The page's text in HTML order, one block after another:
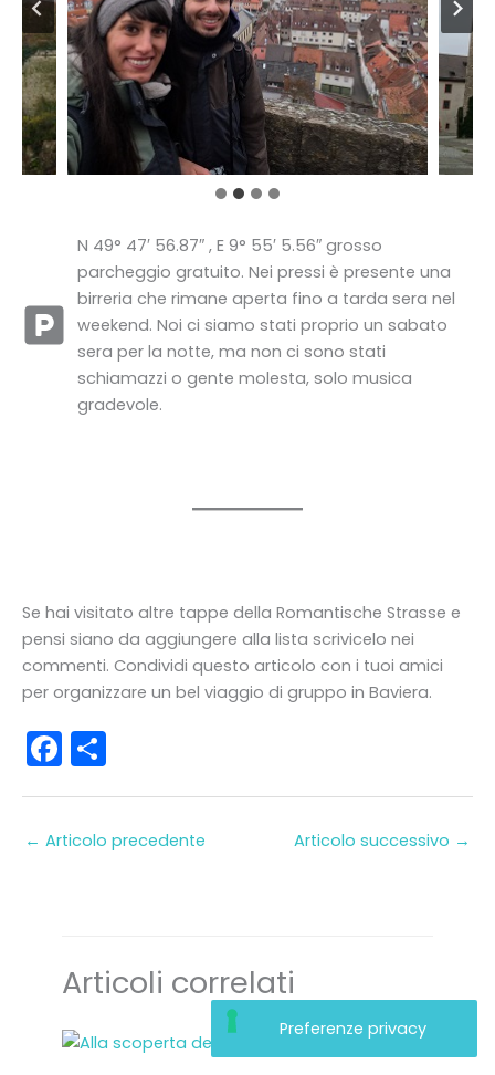
N 49° 47′ 56.87″ , E 9° 55′ 5.56″ grosso
parcheggio gratuito. Nei pressi è presente una
birreria che rimane aperta fino a tarda sera nel
weekend. Noi ci siamo stati proprio un sabato
sera per la notte, ma non ci sono stati
schiamazzi o gente molesta, solo musica
gradevole.
Se hai visitato altre tappe della Romantische Strasse e
pensi siano da aggiungere alla lista scrivicelo nei
commenti. Condividi questo articolo con i tuoi amici
per organizzare un bel viaggio di gruppo in Baviera.
F
a
e
o
k
o
di
← Articolo precedente Articolo successivo →
Articoli correlati